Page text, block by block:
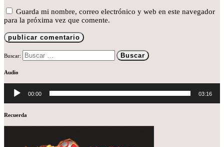
Guarda mi nombre, correo electrónico y web en este navegador
para la próxima vez que comente.
Buscar:
Audio
audio
00:00 03:16
Recuerda